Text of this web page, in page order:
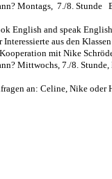
Montags, 7./8. Stunde
English and speak
Interessierte aus den
mit Nike
Mittwochs, 7./8. Stunde,
an: Celine, Nike